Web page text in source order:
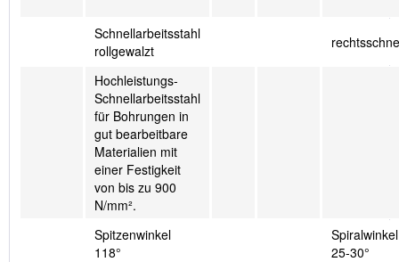
Schnellarbeitsstahl
rollgewalzt
Hochleistungs-
Schnellarbeitsstahl
für Bohrungen in
gut bearbeitbare
Materialien mit
einer Festigkeit
von bis zu 900
N/mm².
Spitzenwinkel
118°
Spiralwinkel
25-30°